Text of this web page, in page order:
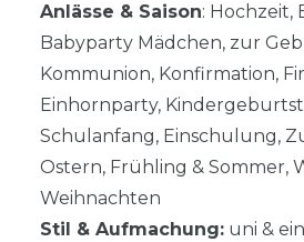
Anlässe & Saison: Hochzeit,
Babyparty Mädchen, zur
Kommunion, Konfirmation,
Einhornparty,
Schulanfang, Einschulung,
Ostern, Frühling & Sommer,
Weihnachten
Stil & Aufmachung: uni &